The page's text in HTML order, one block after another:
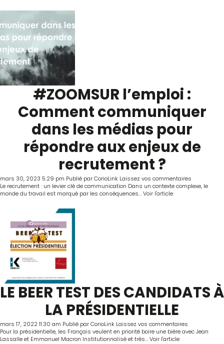
#ZOOMSUR l’emploi :
Comment communiquer
dans les médias pour
répondre aux enjeux de
recrutement ?
mars 30, 2023 5:29 pm Publié parCorioLink Laissez vos commentaires
Le recrutement : un levier clé de communication Dans un contexte complexe, le
monde du travail est marqué par les conséquences...Voir l'article
LE BEER TEST DES CANDIDATS À
LA PRÉSIDENTIELLE
mars 17, 2022 11:30 am Publié parCorioLink Laissez vos commentaires
Pour la présidentielle, les Français veulent en priorité boire une bière avec Jean
Lassalle et Emmanuel Macron Institutionnalisé et très...Voir l'article